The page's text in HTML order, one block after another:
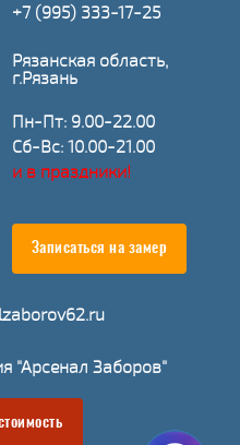
+7 (995) 333-17-25
Рязанская область,
г.Рязань
Пн-Пт: 9.00-22.00
Сб-Вс: 10.00-21.00
и в праздники!
Записаться на замер
"Арсенал Заборов"